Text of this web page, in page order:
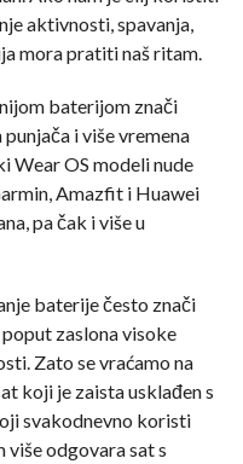
aktivnosti, spavanja,
mora pratiti naš ritam.
baterijom znači
i više vremena
Wear OS modeli nude
Amazfit i Huawei
pa čak i više u
baterije često znači
zaslona visoke
Zato se vraćamo na
koji je zaista usklađen s
svakodnevno koristi
više odgovara sat s